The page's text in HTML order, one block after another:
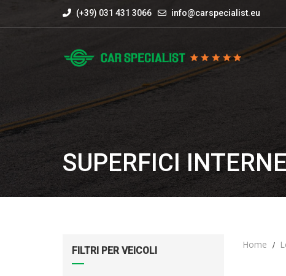
(+39) 031 431 3066 info@carspecialist.eu
SUPERFICI
FILTRI PER VEICOLI
Home